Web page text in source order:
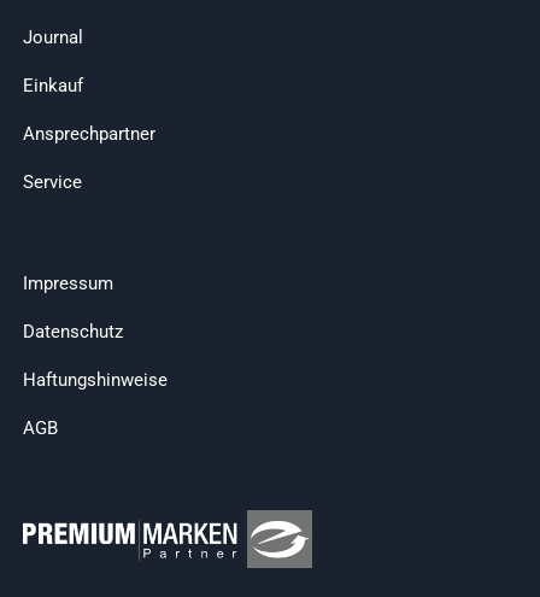
Journal
Einkauf
Ansprechpartner
Service
Impressum
Datenschutz
Haftungshinweise
AGB